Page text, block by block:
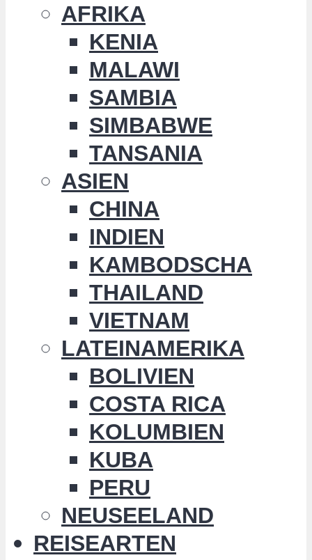
AFRIKA
KENIA
MALAWI
SAMBIA
SIMBABWE
TANSANIA
ASIEN
CHINA
INDIEN
KAMBODSCHA
THAILAND
VIETNAM
LATEINAMERIKA
BOLIVIEN
COSTA RICA
KOLUMBIEN
KUBA
PERU
NEUSEELAND
REISEARTEN